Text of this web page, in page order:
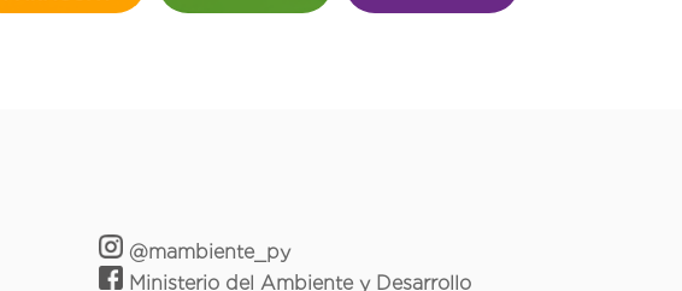
@mambiente_py
Ministerio del Ambiente y Desarrollo